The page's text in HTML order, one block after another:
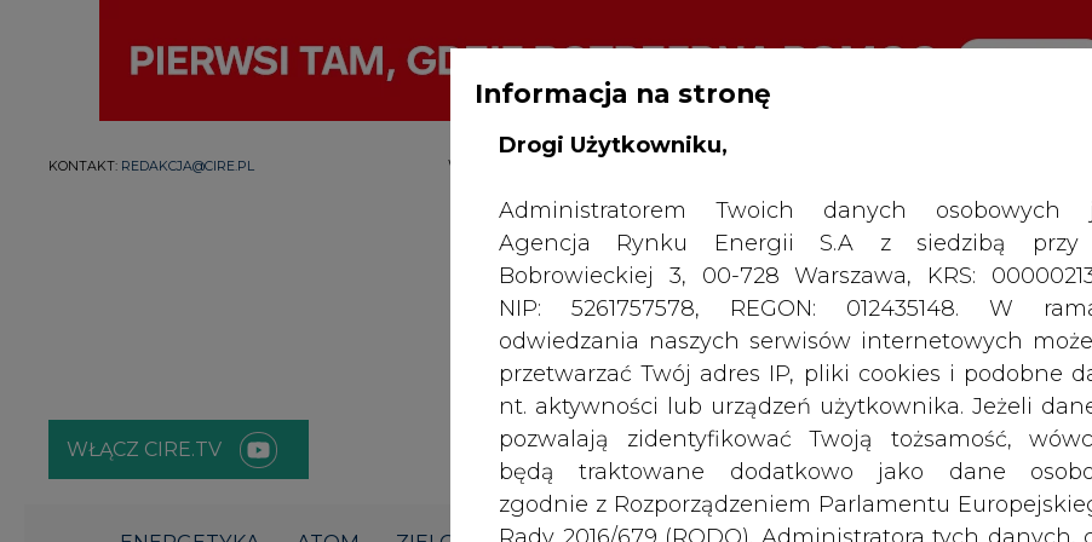
KONTAKT: REDAKCJA@CIRE.PL WYDAWCA PORTALU:
WŁĄCZ CIRE.TV
Informacja na stronę
Drogi Użytkowniku,
Administratorem Twoich danych osobowych
Agencja Rynku Energii S.A z siedzibą przy
Bobrowieckiej 3, 00-728 Warszawa, KRS:
NIP: 5261757578, REGON: 012435148. W
odwiedzania naszych serwisów internetowych
przetwarzać Twój adres IP, pliki cookies i podobne
nt. aktywności lub urządzeń użytkownika. Jeżeli
pozwalają zidentyfikować Twoją tożsamość,
będą traktowane dodatkowo jako dane
zgodnie z Rozporządzeniem Parlamentu